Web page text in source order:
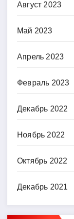
Август 2023
Май 2023
Апрель 2023
Февраль 2023
Декабрь 2022
Ноябрь 2022
Октябрь 2022
Декабрь 2021